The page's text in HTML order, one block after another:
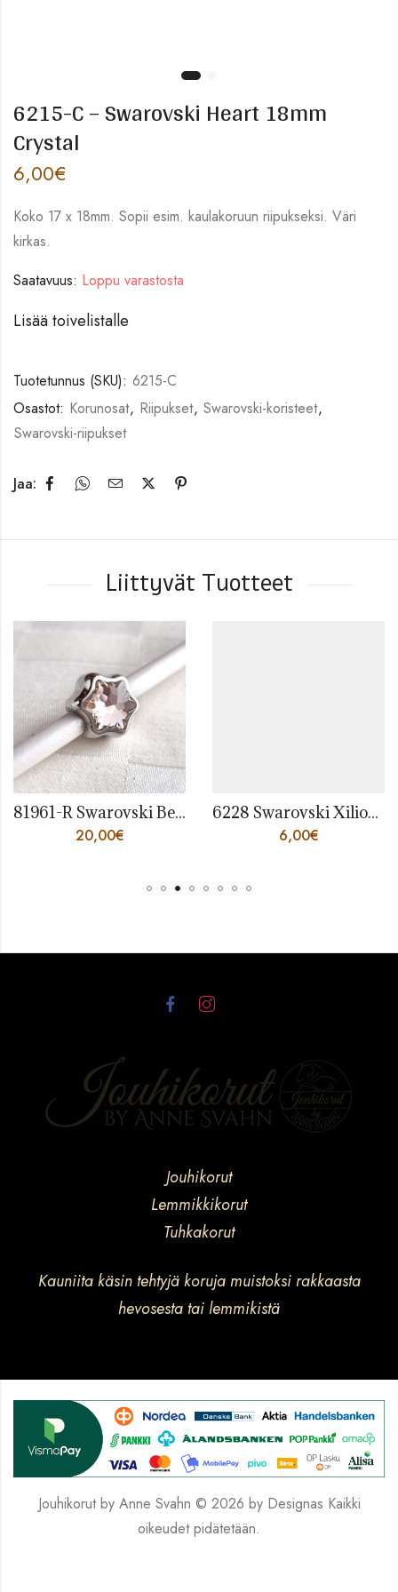
6215-C – Swarovski Heart 18mm
Crystal
6,00€
Koko 17 x 18mm. Sopii esim. kaulakoruun riipukseksi. Väri
kirkas.
Saatavuus: Loppu varastosta
Lisää toivelistalle
Tuotetunnus (SKU): 6215-C
Osastot: Korunosat, Riipukset, Swarovski-koristeet,
Swarovski-riipukset
Jaa:
Liittyvät Tuotteet
81961-R Swarovski BeCharmed Edelweiss Vintage Rose
20,00€
6228 Swarovski Xilion Heart Rainbow Dark 18mm
6,00€
Jouhikorut
Lemmikkikorut
Tuhkakorut
Kauniita käsin tehtyjä koruja muistoksi rakkaasta
hevosesta tai lemmikistä
Jouhikorut by Anne Svahn © 2026 by Designas Kaikki
oikeudet pidätetään.